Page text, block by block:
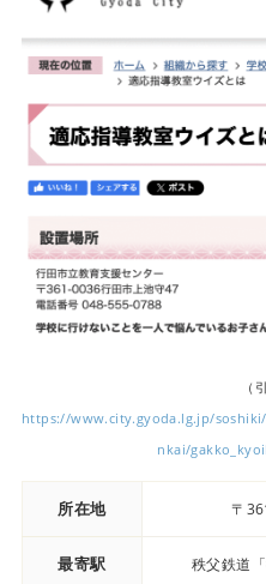
（
https://www.city.gyoda.lg.jp/
nkai/
所在地 〒
最寄駅 秩父鉄道